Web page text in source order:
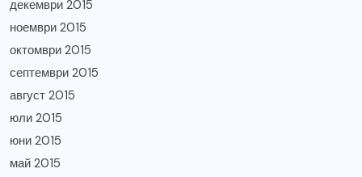
декември 2015
ноември 2015
октомври 2015
септември 2015
август 2015
юли 2015
юни 2015
май 2015